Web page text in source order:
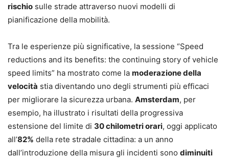
rischio sulle strade attraverso nuovi modelli di
pianificazione della mobilità.
Tra le esperienze più significative, la sessione “Speed
reductions and its benefits: the continuing story of vehicle
speed limits” ha mostrato come la moderazione della
velocità stia diventando uno degli strumenti più efficaci
per migliorare la sicurezza urbana. Amsterdam, per
esempio, ha illustrato i risultati della progressiva
estensione del limite di 30 chilometri orari, oggi applicato
all’82% della rete stradale cittadina: a un anno
dall’introduzione della misura gli incidenti sono diminuiti